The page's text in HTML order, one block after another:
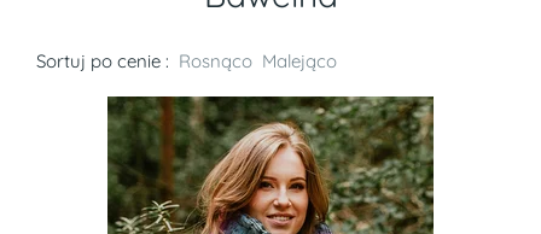
Sortuj po cenie : Rosnąco Malejąco